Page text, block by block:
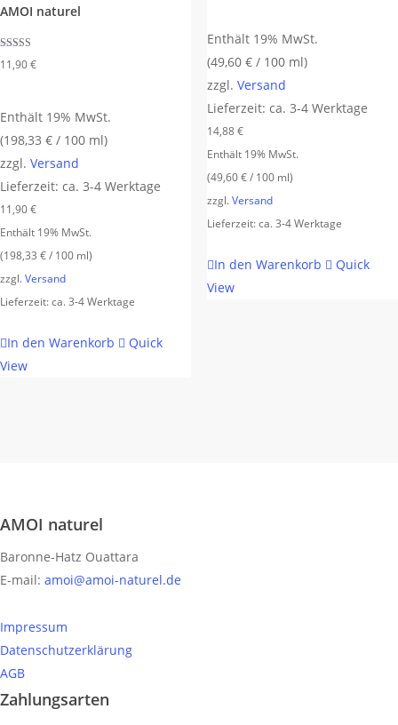
AMOI naturel
Bewertet mit
5.00
11,90€
Enthält 19% MwSt.
(198,33 € / 100 ml)
zzgl. Versand
Lieferzeit: ca. 3-4 Werktage
11,90€
Enthält 19% MwSt.
(198,33 €/ 100 ml)
zzgl.Versand
Lieferzeit: ca. 3-4 Werktage
In den Warenkorb
Quick
View
Enthält 19% MwSt.
(49,60 €/ 100 ml)
zzgl. Versand
Lieferzeit: ca. 3-4 Werktage
14,88€
Enthält 19% MwSt.
(49,60€/ 100 ml)
zzgl.Versand
Lieferzeit: ca. 3-4 Werktage
In den Warenkorb
Quick
View
AMOI naturel
Baronne-Hatz Ouattara
E-mail: amoi@amoi-naturel.de
Impressum
Datenschutzerklärung
AGB
Zahlungsarten